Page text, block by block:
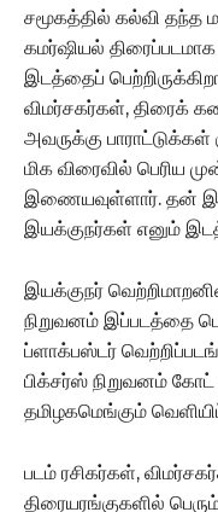
சமூகத்தில் கல்வி தந்த
கமர்ஷியல்
இடத்தைப்
விமர்சகர்கள், திரைக்
அவருக்கு பாராட்டுக்கள்
மிக விரைவில் பெரிய
இணையவுள்ளார். தன்
இயக்குநர்கள் எனும்
இயக்குநர்
நிறுவனம் இப்படத்தை
ப்ளாக்பஸ்டர்
பிக்சர்ஸ் நிறுவனம் கோட்
தமிழகமெங்கும்
படம் ரசிகர்கள்,
திரையரங்குகளில்